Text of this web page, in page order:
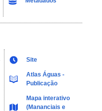
Site
Atlas Águas -
Publicação
Mapa interativo
(Mananciais e